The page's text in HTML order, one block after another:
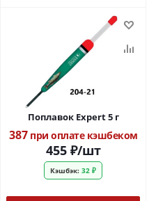
Поплавок Expert 5 г
387при оплате кэшбеком
455₽/шт
Кэшбэк: 32 ₽